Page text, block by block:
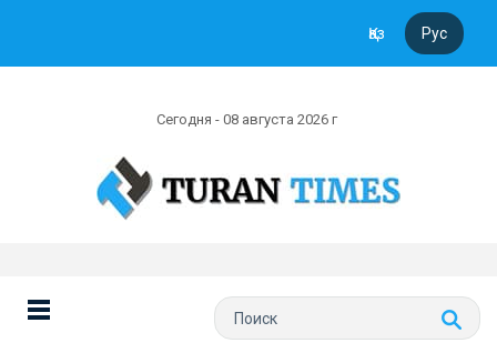
Қаз Рус
Сегодня - 08 августа 2026 г